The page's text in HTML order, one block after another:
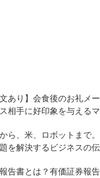
あり】会食後のお礼メ
相手に好印象を与えるマ
ら、米、ロボットまで
を解決するビジネスの伝
告書とは？有価証券報